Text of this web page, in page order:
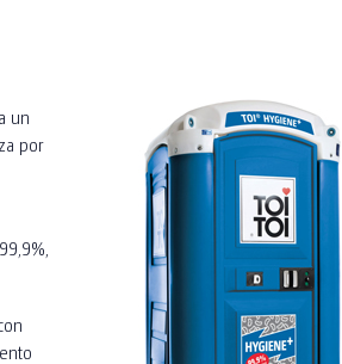
un
por